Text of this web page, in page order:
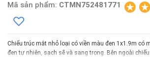
Mã sản phẩm: CTMN752481771
Chiếu trúc mắt nhỏ loại có viền màu đen 1x1.9m có
đen tự nhiên, sạch sẽ và sang trọng. Bên ngoài